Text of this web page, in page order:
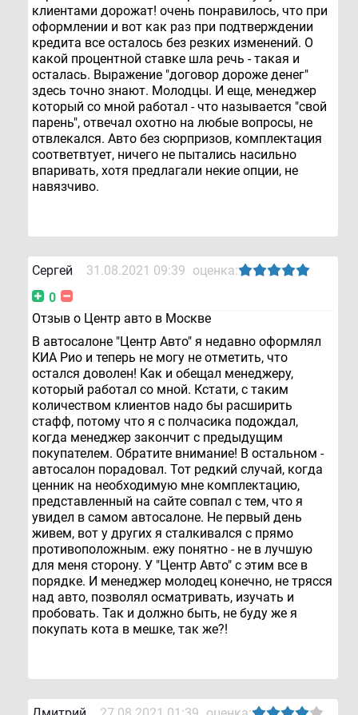
клиентами дорожат! очень понравилось, что при
оформлении и вот как раз при подтверждении
кредита все осталось без резких изменений. О
какой процентной ставке шла речь - такая и
осталась. Выражение "договор дороже денег"
здесь точно знают. Молодцы. И еще, менеджер
который со мной работал - что называется "свой
парень", отвечал охотно на любые вопросы, не
отвлекался. Авто без сюрпризов, комплектация
соответвтует, ничего не пытались насильно
впаривать, хотя предлагали некие опции, не
навязчиво.
Сергей 31.08.2021 09:39 оценка:
0
Отзыв о Центр авто в Москве
В автосалоне "Центр Авто" я недавно оформлял
КИА Рио и теперь не могу не отметить, что
остался доволен! Как и обещал менеджеру,
который работал со мной. Кстати, с таким
количеством клиентов надо бы расширить
стафф, потому что я с полчасика подождал,
когда менеджер закончит с предыдущим
покупателем. Обратите внимание! В остальном -
автосалон порадовал. Тот редкий случай, когда
ценник на необходимую мне комплектацию,
представленный на сайте совпал с тем, что я
увидел в самом автосалоне. Не первый день
живем, вот у других я сталкивался с прямо
противоположным. ежу понятно - не в лучшую
для меня сторону. У "Центр Авто" с этим все в
порядке. И менеджер молодец конечно, не трясся
над авто, позволял осматривать, изучать и
пробовать. Так и должно быть, не буду же я
покупать кота в мешке, так же?!